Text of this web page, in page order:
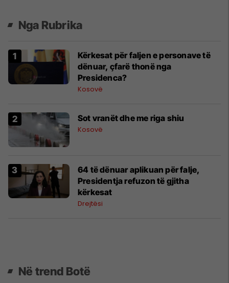
Nga Rubrika
Kërkesat për faljen e personave të
dënuar, çfarë thonë nga
Presidenca?
Kosovë
Sot vranët dhe me riga shiu
Kosovë
64 të dënuar aplikuan për falje,
Presidentja refuzon të gjitha
kërkesat
Drejtësi
Në trend Botë